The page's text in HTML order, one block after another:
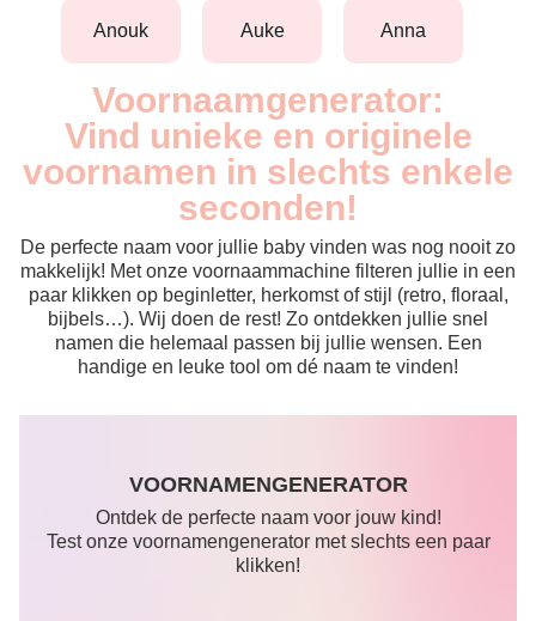
anouk auke anna
Voornaamgenerator:
Vind unieke en originele
voornamen in slechts enkele
seconden!
De perfecte naam voor jullie baby vinden was nog nooit zo
makkelijk! Met onze voornaammachine filteren jullie in een
paar klikken op beginletter, herkomst of stijl (retro, floraal,
bijbels…). Wij doen de rest! Zo ontdekken jullie snel
namen die helemaal passen bij jullie wensen. Een
handige en leuke tool om dé naam te vinden!
VOORNAMENGENERATOR
Ontdek de perfecte naam voor jouw kind!
Test onze voornamengenerator met slechts een paar
klikken!